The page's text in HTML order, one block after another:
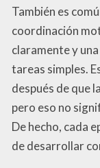
También es
coordinación
claramente y
tareas simples.
después de que
pero eso no
De hecho, cada
de desarrollar